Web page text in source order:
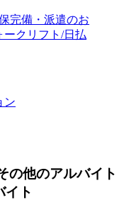
完備・派遣のお
クリフト/日払
ン
の他のアルバイト
イト